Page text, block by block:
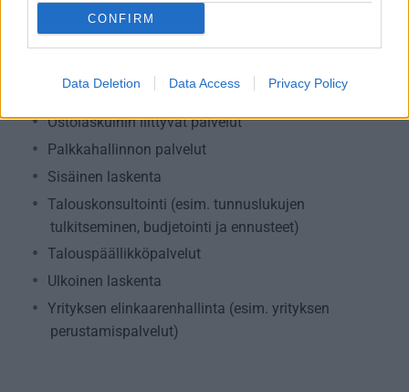
CONFIRM
Data Deletion Data Access Privacy Policy
Lakisääteinen kirjanpito
Liiketoiminnan kehittämispalvelut (esim.
Myyntilaskuihin liittyvät palvelut
Ostolaskuihin liittyvät palvelut
Palkkahallinnon palvelut
Sisäinen laskenta
Talouskonsultointi (esim. tunnuslukujen
tulkitseminen, budjetointi ja ennusteet)
Talouspäällikköpalvelut
Ulkoinen laskenta
Yrityksen elinkaarenhallinta (esim. yrityksen
perustamispalvelut)